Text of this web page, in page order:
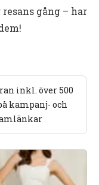
gång – har
inkl. över 500
kampanj- och